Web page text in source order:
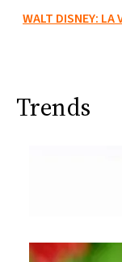
WALT DISNEY: LA
Trends